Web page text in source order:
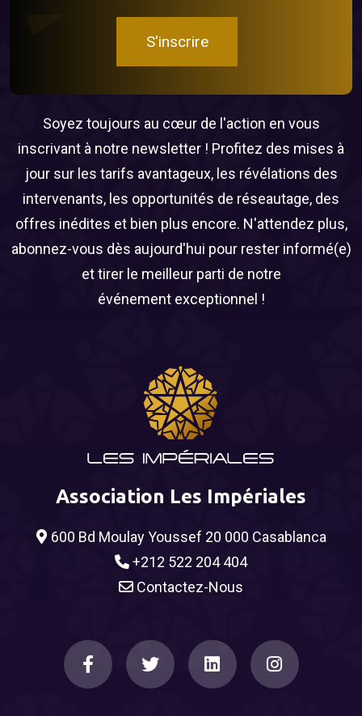
S'inscrire
Soyez toujours au cœur de l'action en vous
inscrivant à notre newsletter ! Profitez des mises à
jour sur les tarifs avantageux, les révélations des
intervenants, les opportunités de réseautage, des
offres inédites et bien plus encore. N'attendez plus,
abonnez-vous dès aujourd'hui pour rester informé(e)
et tirer le meilleur parti de notre
événement exceptionnel !
Association Les Impériales
600 Bd Moulay Youssef 20 000 Casablanca
+212 522 204 404
Contactez-Nous